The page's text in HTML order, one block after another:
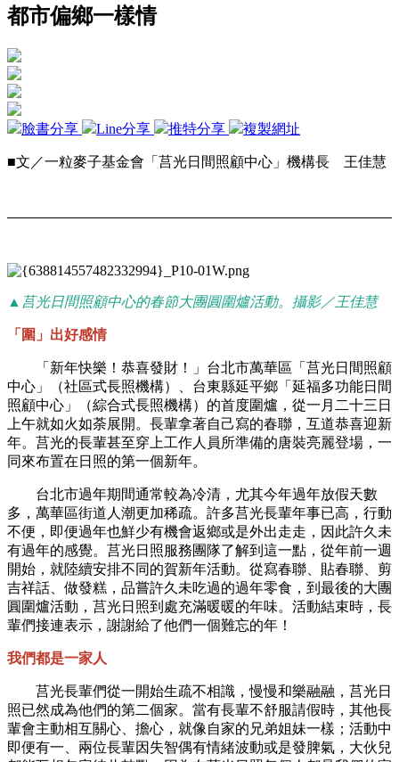
都市偏鄉一樣情
臉書分享 Line分享 推特分享 複製網址
■文／一粒麥子基金會「莒光日間照顧中心」機構長 王佳慧
▲莒光日間照顧中心的春節大團圓圍爐活動。攝影／王佳慧
「圍」出好感情
「新年快樂！恭喜發財！」台北市萬華區「莒光日間照顧
中心」（社區式長照機構）、台東縣延平鄉「延福多功能日間
照顧中心」（綜合式長照機構）的首度圍爐，從一月二十三日
上午就如火如荼展開。長輩拿著自己寫的春聯，互道恭喜迎新
年。莒光的長輩甚至穿上工作人員所準備的唐裝亮麗登場，一
同來布置在日照的第一個新年。
台北市過年期間通常較為冷清，尤其今年過年放假天數
多，萬華區街道人潮更加稀疏。許多莒光長輩年事已高，行動
不便，即便過年也鮮少有機會返鄉或是外出走走，因此許久未
有過年的感覺。莒光日照服務團隊了解到這一點，從年前一週
開始，就陸續安排不同的賀新年活動。從寫春聯、貼春聯、剪
吉祥話、做發糕，品嘗許久未吃過的過年零食，到最後的大團
圓圍爐活動，莒光日照到處充滿暖暖的年味。活動結束時，長
輩們接連表示，謝謝給了他們一個難忘的年！
我們都是一家人
莒光長輩們從一開始生疏不相識，慢慢和樂融融，莒光日
照已然成為他們的第二個家。當有長輩不舒服請假時，其他長
輩會主動相互關心、擔心，就像自家的兄弟姐妹一樣；活動中
即便有一、兩位長輩因失智偶有情緒波動或是發脾氣，大伙兒